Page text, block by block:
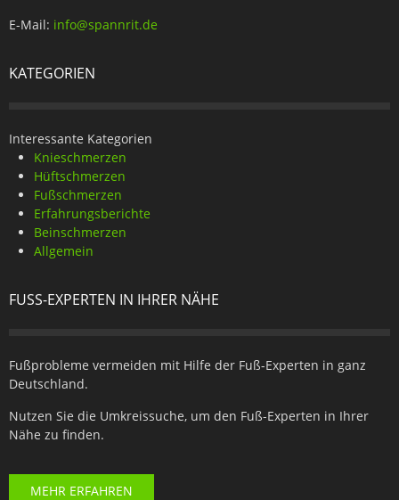
E-Mail: info@spannrit.de
KATEGORIEN
Interessante Kategorien
Knieschmerzen
Hüftschmerzen
Fußschmerzen
Erfahrungsberichte
Beinschmerzen
Allgemein
FUSS-EXPERTEN IN IHRER NÄHE
Fußprobleme vermeiden mit Hilfe der Fuß-Experten in ganz
Deutschland.
Nutzen Sie die Umkreissuche, um den Fuß-Experten in Ihrer
Nähe zu finden.
MEHR ERFAHREN